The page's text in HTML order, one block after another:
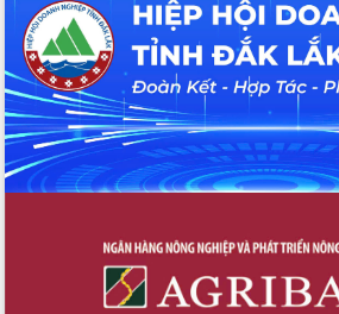
tại Trung tâm Phục vụ hành chính
công tỉnh
Đắk Lắk: Tôn vinh 46 giải pháp tại Hội
thi Sáng tạo Kỹ thuật 2024 - 2025
Đắk Lắk rà soát, điều chỉnh Đề án 190
về phát triển nuôi trồng thủy sản
Phó Chủ tịch UBND tỉnh Đắk Lắk
Định vị cà phê Việt Nam như một “di
sản sống” trong dòng chảy toàn cầu